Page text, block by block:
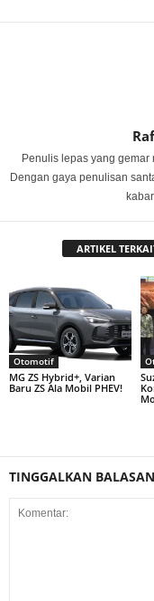
Penulis lepas yang gemar
Dengan gaya penulisan
ARTIKEL
Otomotif
MG ZS Hybrid+, Varian
Baru ZS Ala Mobil PHEV!
TINGGALKAN BALASAN